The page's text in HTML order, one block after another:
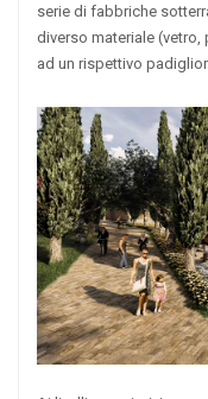
serie di fabbriche
diverso materiale (vetro,
ad un rispettivo